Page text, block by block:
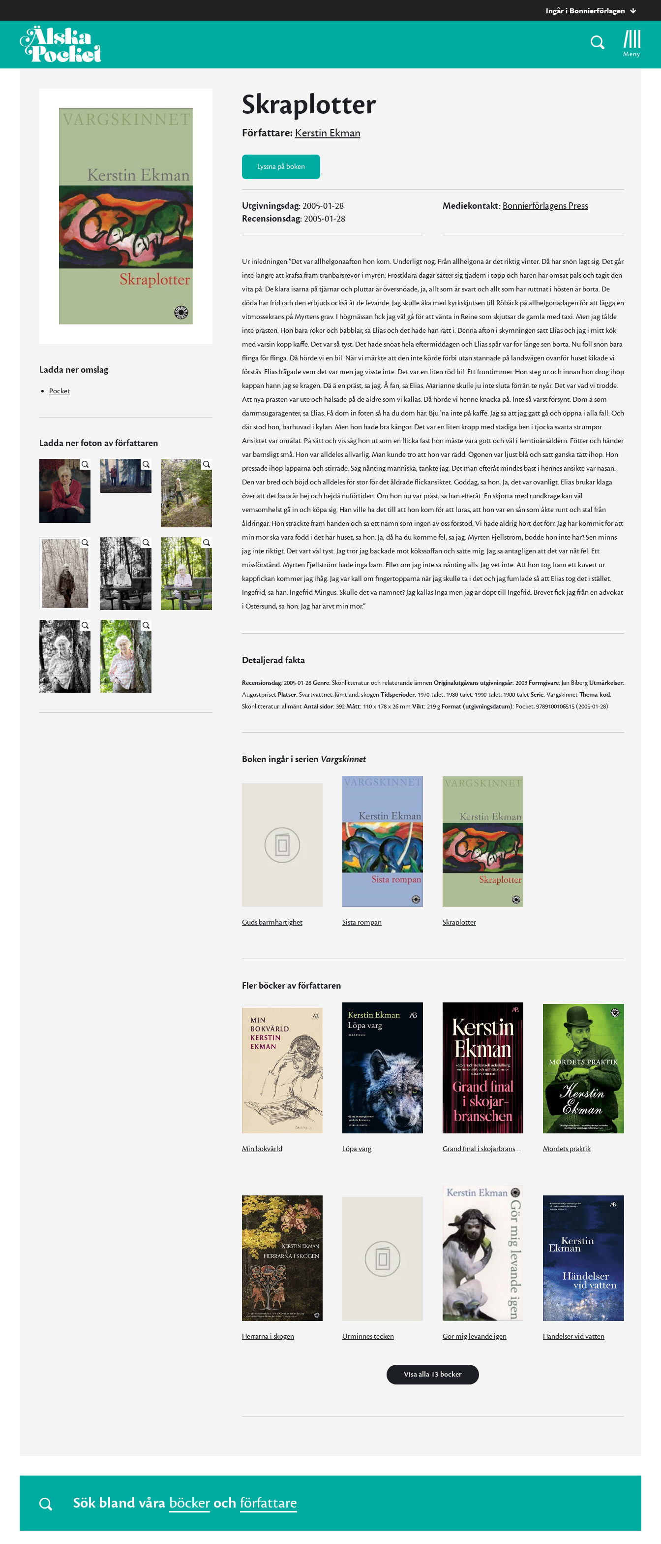
Ingår i Bonnierförlagen
Meny
Ladda ner omslag
Pocket
Ladda ner foton av författaren
Skraplotter
Författare: Kerstin Ekman
Lyssna på boken
Utgivningsdag:2005-01-28
Recensionsdag:2005-01-28
Mediekontakt: Bonnierförlagens Press
Ur inledningen:”Det var allhelgonaafton hon kom. Underligt nog. Från allhelgona är det riktig vinter. Då har snön lagt sig. Det går
inte längre att krafsa fram tranbärsrevor i myren. Frostklara dagar sätter sig tjädern i topp och haren har ömsat päls och tagit den
vita på. De klara isarna på tjärnar och pluttar är översnöade, ja, allt som är svart och allt som har ruttnat i hösten är borta. De
döda har frid och den erbjuds också åt de levande. Jag skulle åka med kyrkskjutsen till Röbäck på allhelgonadagen för att lägga en
vitmossekrans på Myrtens grav. I högmässan fick jag väl gå för att vänta in Reine som skjutsar de gamla med taxi. Men jag tålde
inte prästen. Hon bara röker och babblar, sa Elias och det hade han rätt i. Denna afton i skymningen satt Elias och jag i mitt kök
med varsin kopp kaffe. Det var så tyst. Det hade snöat hela eftermiddagen och Elias spår var för länge sen borta. Nu föll snön bara
flinga för flinga. Då hörde vi en bil. När vi märkte att den inte körde förbi utan stannade på landsvägen ovanför huset kikade vi
förstås. Elias frågade vem det var men jag visste inte. Det var en liten röd bil. Ett fruntimmer. Hon steg ur och innan hon drog ihop
kappan hann jag se kragen. Dä ä en präst, sa jag. Å fan, sa Elias. Marianne skulle ju inte sluta förrän te nyår. Det var vad vi trodde.
Att nya prästen var ute och hälsade på de äldre som vi kallas. Då hörde vi henne knacka på. Inte så värst försynt. Dom ä som
dammsugaragenter, sa Elias. Få dom in foten så ha du dom här. Bju´na inte på kaffe. Jag sa att jag gatt gå och öppna i alla fall. Och
där stod hon, barhuvad i kylan. Men hon hade bra kängor. Det var en liten kropp med stadiga ben i tjocka svarta strumpor.
Ansiktet var omålat. På sätt och vis såg hon ut som en flicka fast hon måste vara gott och väl i femtioårsåldern. Fötter och händer
var barnsligt små. Hon var alldeles allvarlig. Man kunde tro att hon var rädd. Ögonen var ljust blå och satt ganska tätt ihop. Hon
pressade ihop läpparna och stirrade. Säg nånting människa, tänkte jag. Det man efteråt mindes bäst i hennes ansikte var näsan.
Den var bred och böjd och alldeles för stor för det åldrade flickansiktet. Goddag, sa hon. Ja, det var ovanligt. Elias brukar klaga
över att det bara är hej och hejdå nuförtiden. Om hon nu var präst, sa han efteråt. En skjorta med rundkrage kan väl
vemsomhelst gå in och köpa sig. Han ville ha det till att hon kom för att luras, att hon var en sån som åkte runt och stal från
åldringar. Hon sträckte fram handen och sa ett namn som ingen av oss förstod. Vi hade aldrig hört det förr. Jag har kommit för att
min mor ska vara född i det här huset, sa hon. Ja, då ha du komme fel, sa jag. Myrten Fjellström, bodde hon inte här? Sen minns
jag inte riktigt. Det vart väl tyst. Jag tror jag backade mot kökssoffan och satte mig. Jag sa antagligen att det var nåt fel. Ett
missförstånd. Myrten Fjellström hade inga barn. Eller om jag inte sa nånting alls. Jag vet inte. Att hon tog fram ett kuvert ur
kappfickan kommer jag ihåg. Jag var kall om fingertopparna när jag skulle ta i det och jag fumlade så att Elias tog det i stället.
Ingefrid, sa han. Ingefrid Mingus. Skulle det va namnet? Jag kallas Inga men jag är döpt till Ingefrid. Brevet fick jag från en advokat
i Östersund, sa hon. Jag har ärvt min mor.”
Detaljerad fakta
Recensionsdag:2005-01-28Genre:Skönlitteratur och relaterande ämnenOriginalutgåvans utgivningsår:2003 Formgivare:Jan Biberg Utmärkelser:
Augustpriset Platser:Svartvattnet, Jämtland, skogenTidsperioder:1970-talet, 1980-talet, 1990-talet, 1900-taletSerie:VargskinnetThema-kod:
Skönlitteratur: allmäntAntal sidor:392Mått:110 x 178 x 26 mmVikt:219 g Format (utgivningsdatum):Pocket, 9789100106515 (2005-01-28)
Boken ingår i serien Vargskinnet
Guds barmhärtighet Sista rompan Skraplotter
Fler böcker av författaren
Min bokvärld Löpa varg Grand final i skojarbranschen Mordets praktik
Herrarna i skogen Urminnes tecken Gör mig levande igen Händelser vid vatten
Visa alla 13 böcker
Sök bland våra böcker och författare